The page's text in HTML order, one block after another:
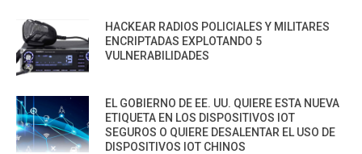
HACKEAR RADIOS POLICIALES Y MILITARES
ENCRIPTADAS EXPLOTANDO 5
VULNERABILIDADES
EL GOBIERNO DE EE. UU. QUIERE ESTA NUEVA
ETIQUETA EN LOS DISPOSITIVOS IOT
SEGUROS O QUIERE DESALENTAR EL USO DE
DISPOSITIVOS IOT CHINOS